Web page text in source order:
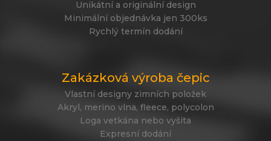
Unikátní a originální design
Minimální objednávka jen 300ks
Rychlý termín dodání
Zakázková výroba čepic
Vlastní designy zimních položek
Akryl, merino vlna, fleece, polycolon
Loga vetkána nebo vyšita
Expresní dodání